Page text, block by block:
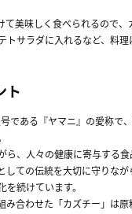
て美味しく食べられるので、
トサラダに入れるなど、料
ト
である『ヤマニ』の愛称で
ら、人々の健康に寄与する
しての伝統を大切に守りな
を続けています。
み合わせた「カズチー」は